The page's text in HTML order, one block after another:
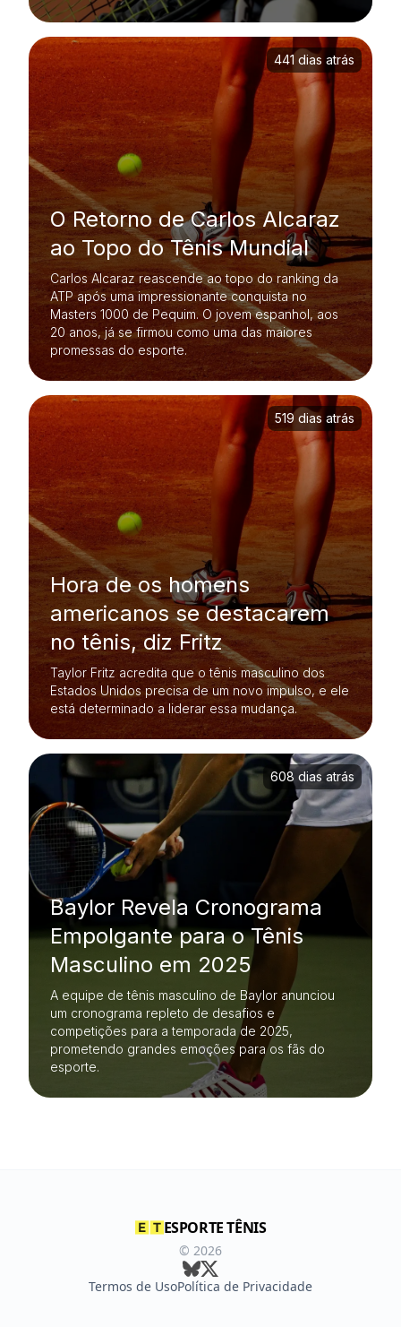
O Retorno de Carlos Alcaraz
ao Topo do Tênis Mundial
Carlos Alcaraz reascende ao topo do ranking da
ATP após uma impressionante conquista no
Masters 1000 de Pequim. O jovem espanhol, aos
20 anos, já se firmou como uma das maiores
promessas do esporte.
441 dias atrás
Hora de os homens
americanos se destacarem
no tênis, diz Fritz
Taylor Fritz acredita que o tênis masculino dos
Estados Unidos precisa de um novo impulso, e ele
está determinado a liderar essa mudança.
519 dias atrás
Baylor Revela Cronograma
Empolgante para o Tênis
Masculino em 2025
A equipe de tênis masculino de Baylor anunciou
um cronograma repleto de desafios e
competições para a temporada de 2025,
prometendo grandes emoções para os fãs do
esporte.
608 dias atrás
ESPORTE TÊNIS
© 2026
Termos de UsoPolítica de Privacidade